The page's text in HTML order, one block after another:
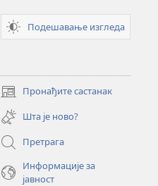
Подешавање изгледа
Пронађите састанак
(отвара
нови
прозор)
Шта је ново?
Претрага
Информације за
јавност